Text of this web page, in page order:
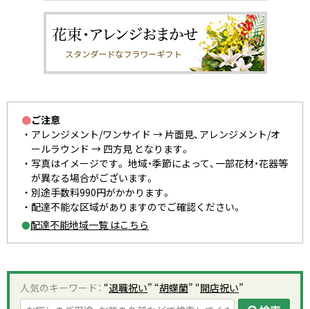
●ご注意
アレンジメント/ワンサイド → 片面見、アレンジメント/オ
ールラウンド → 四方見 となります。
写真はイメージです。 地域・季節によって、一部花材・花器等
が異なる場合がございます。
別途手数料990円がかかります。
配達不能な区域がありますのでご確認ください。
●配達不能地域一覧 はこちら
人気のキーワード： “退職祝い” “胡蝶蘭” “開店祝い”